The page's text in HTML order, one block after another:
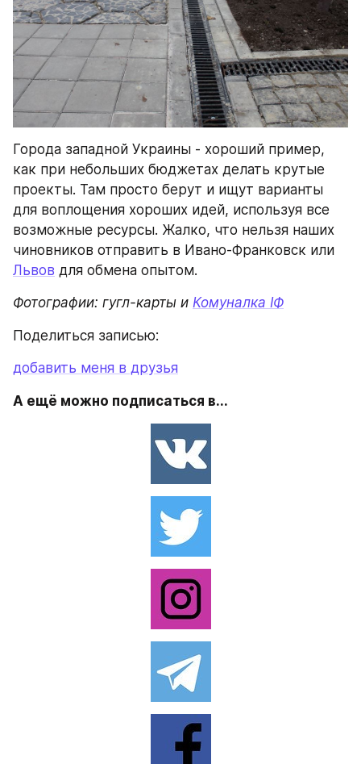
Города западной Украины - хороший пример,
как при небольших бюджетах делать крутые
проекты. Там просто берут и ищут варианты
для воплощения хороших идей, используя все
возможные ресурсы. Жалко, что нельзя наших
Львов для обмена опытом.
Фотографии: гугл-карты и Комуналка IФ
Поделиться записью:
добавить меня в друзья
А ещё можно подписаться в...